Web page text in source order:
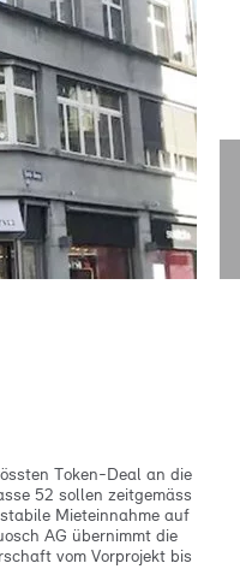
Token-Deal an die
52 sollen zeitgemäss
Mieteinnahme auf
AG übernimmt die
vom Vorprojekt bis